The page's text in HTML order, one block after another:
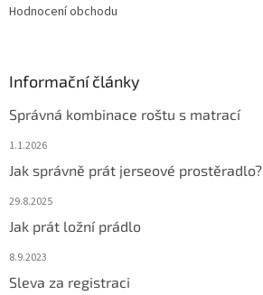
Hodnocení obchodu
Informační články
Správná kombinace roštu s matrací
1.1.2026
Jak správně prát jerseové prostěradlo?
29.8.2025
Jak prát ložní prádlo
8.9.2023
Sleva za registraci